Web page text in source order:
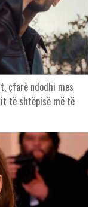
çfarë ndodhi mes
të shtëpisë më të